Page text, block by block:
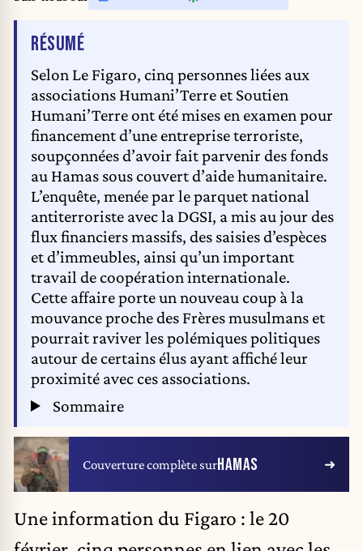
ongoing ceasefire arrangements, aiming to ensure the dignified recovery of
remains. The bodies were transferred to a neutral location for identification
and forensic examination. (Credit Image: © Hashem Zimmo/TheNEWS2
RÉSUMÉDE L'ARTICLE
Selon Le Figaro, cinq personnes liées aux
associations Humani’Terre et Soutien
Humani’Terre ont été mises en examen pour
financement d’une entreprise terroriste,
soupçonnées d’avoir fait parvenir des fonds
au Hamas sous couvert d’aide humanitaire.
L’enquête, menée par le parquet national
antiterroriste avec la DGSI, a mis au jour des
flux financiers massifs, des saisies d’espèces
et d’immeubles, ainsi qu’un important
travail de coopération internationale.
Cette affaire porte un nouveau coup à la
mouvance proche des Frères musulmans et
pourrait raviver les polémiques politiques
autour de certains élus ayant affiché leur
proximité avec ces associations.
Sommaire
Couverture complète surHAMAS
Une information du Figaro : le 20